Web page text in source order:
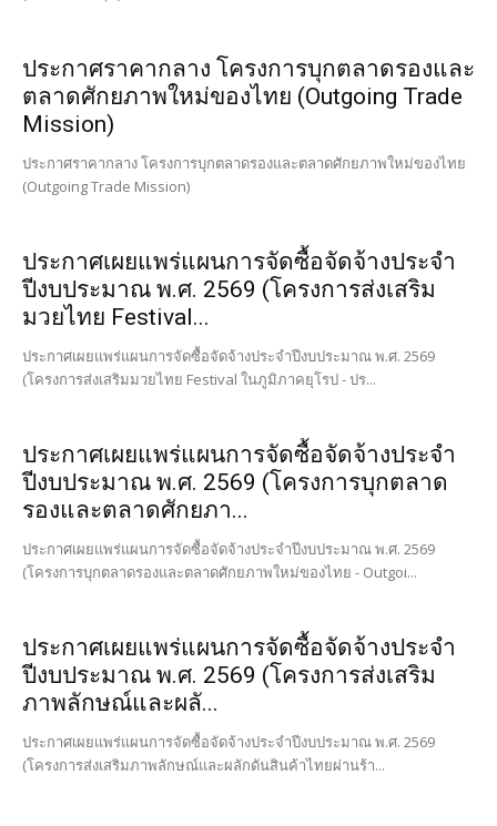
ประกาศราคากลาง โครงการบุกตลาดรองและ
ตลาดศักยภาพใหม่ของไทย (Outgoing Trade
Mission)
ประกาศราคากลาง โครงการบุกตลาดรองและตลาดศักยภาพใหม่ของไทย
(Outgoing Trade Mission)
ประกาศเผยแพร่แผนการจัดซื้อจัดจ้างประจำ
ปีงบประมาณ พ.ศ. 2569 (โครงการส่งเสริม
มวยไทย Festival...
ประกาศเผยแพร่แผนการจัดซื้อจัดจ้างประจำปีงบประมาณ พ.ศ. 2569
(โครงการส่งเสริมมวยไทย Festival ในภูมิภาคยุโรป - ปร...
ประกาศเผยแพร่แผนการจัดซื้อจัดจ้างประจำ
ปีงบประมาณ พ.ศ. 2569 (โครงการบุกตลาด
รองและตลาดศักยภา...
ประกาศเผยแพร่แผนการจัดซื้อจัดจ้างประจำปีงบประมาณ พ.ศ. 2569
(โครงการบุกตลาดรองและตลาดศักยภาพใหม่ของไทย - Outgoi...
ประกาศเผยแพร่แผนการจัดซื้อจัดจ้างประจำ
ปีงบประมาณ พ.ศ. 2569 (โครงการส่งเสริม
ภาพลักษณ์และผลั...
ประกาศเผยแพร่แผนการจัดซื้อจัดจ้างประจำปีงบประมาณ พ.ศ. 2569
(โครงการส่งเสริมภาพลักษณ์และผลักดันสินค้าไทยผ่านร้า...